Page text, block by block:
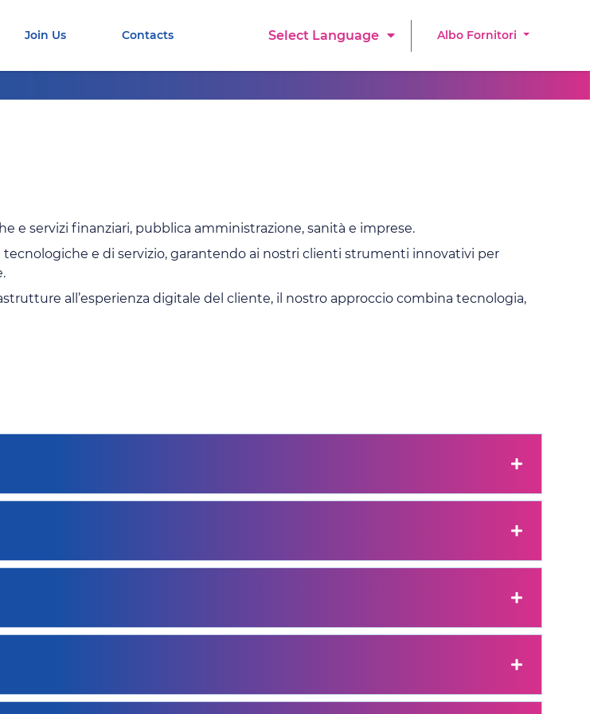
Join Us Contacts Select Language Albo Fornitori
e servizi finanziari, pubblica amministrazione, sanità e imprese.
e di servizio, garantendo ai nostri clienti strumenti innovativi per
all’esperienza digitale del cliente, il nostro approccio combina tecnologia,